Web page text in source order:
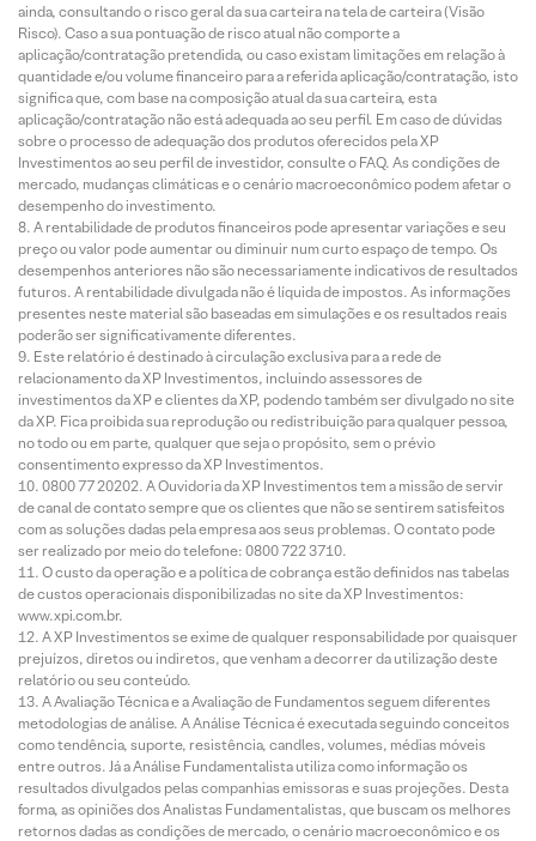
ainda, consultando o risco geral da sua carteira na tela de carteira (Visão
Risco). Caso a sua pontuação de risco atual não comporte a
aplicação/contratação pretendida, ou caso existam limitações em relação à
quantidade e/ou volume financeiro para a referida aplicação/contratação, isto
significa que, com base na composição atual da sua carteira, esta
aplicação/contratação não está adequada ao seu perfil. Em caso de dúvidas
sobre o processo de adequação dos produtos oferecidos pela XP
Investimentos ao seu perfil de investidor, consulte o FAQ. As condições de
mercado, mudanças climáticas e o cenário macroeconômico podem afetar o
desempenho do investimento.
A rentabilidade de produtos financeiros pode apresentar variações e seu
preço ou valor pode aumentar ou diminuir num curto espaço de tempo. Os
desempenhos anteriores não são necessariamente indicativos de resultados
futuros. A rentabilidade divulgada não é líquida de impostos. As informações
presentes neste material são baseadas em simulações e os resultados reais
poderão ser significativamente diferentes.
Este relatório é destinado à circulação exclusiva para a rede de
relacionamento da XP Investimentos, incluindo assessores de
investimentos da XP e clientes da XP, podendo também ser divulgado no site
da XP. Fica proibida sua reprodução ou redistribuição para qualquer pessoa,
no todo ou em parte, qualquer que seja o propósito, sem o prévio
consentimento expresso da XP Investimentos.
0800 77 20202. A Ouvidoria da XP Investimentos tem a missão de servir
de canal de contato sempre que os clientes que não se sentirem satisfeitos
com as soluções dadas pela empresa aos seus problemas. O contato pode
ser realizado por meio do telefone: 0800 722 3710.
O custo da operação e a política de cobrança estão definidos nas tabelas
de custos operacionais disponibilizadas no site da XP Investimentos:
www.xpi.com.br.
A XP Investimentos se exime de qualquer responsabilidade por quaisquer
prejuízos, diretos ou indiretos, que venham a decorrer da utilização deste
relatório ou seu conteúdo.
A Avaliação Técnica e a Avaliação de Fundamentos seguem diferentes
metodologias de análise. A Análise Técnica é executada seguindo conceitos
como tendência, suporte, resistência, candles, volumes, médias móveis
entre outros. Já a Análise Fundamentalista utiliza como informação os
resultados divulgados pelas companhias emissoras e suas projeções. Desta
forma, as opiniões dos Analistas Fundamentalistas, que buscam os melhores
retornos dadas as condições de mercado, o cenário macroeconômico e os